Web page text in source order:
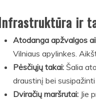
ir
Atodanga apžvalgos
Vilniaus apylinkes.
Pėsčiųjų takai: Šalia
draustinį bei
Dviračių maršrutai: Jie